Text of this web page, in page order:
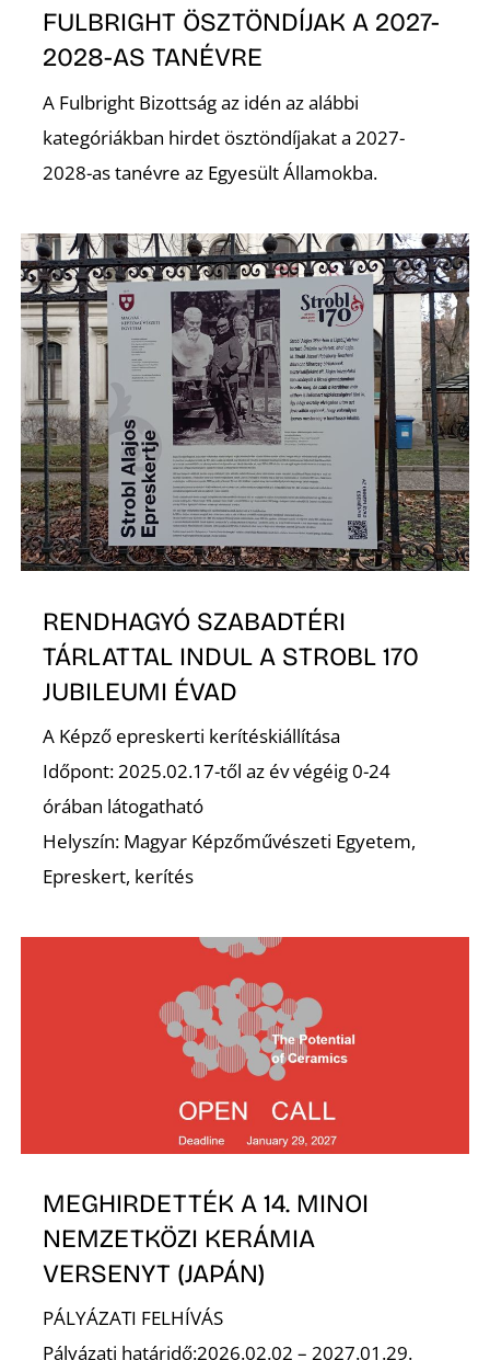
FULBRIGHT ÖSZTÖNDÍJAK A 2027-
2028-AS TANÉVRE
A Fulbright Bizottság az idén az alábbi
kategóriákban hirdet ösztöndíjakat a 2027-
2028-as tanévre az Egyesült Államokba.
RENDHAGYÓ SZABADTÉRI
TÁRLATTAL INDUL A STROBL 170
JUBILEUMI ÉVAD
A Képző epreskerti kerítéskiállítása
Időpont: 2025.02.17-től az év végéig 0-24
órában látogatható
Helyszín: Magyar Képzőművészeti Egyetem,
Epreskert, kerítés
MEGHIRDETTÉK A 14. MINOI
NEMZETKÖZI KERÁMIA
VERSENYT (JAPÁN)
PÁLYÁZATI FELHÍVÁS
Pályázati határidő:2026.02.02 – 2027.01.29.